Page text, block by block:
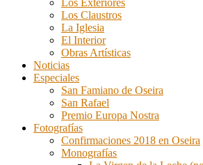
Los Exteriores
Los Claustros
La Iglesia
El Interior
Obras Artísticas
Noticias
Especiales
San Famiano de Oseira
San Rafael
Premio Europa Nostra
Fotografías
Confirmaciones 2018 en Oseira
Monografías